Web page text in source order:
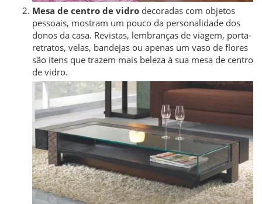
Mesa de centro de vidro decoradas com objetos
pessoais, mostram um pouco da personalidade dos
donos da casa. Revistas, lembranças de viagem, porta-
retratos, velas, bandejas ou apenas um vaso de flores
são itens que trazem mais beleza à sua mesa de centro
de vidro.